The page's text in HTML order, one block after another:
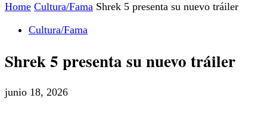
Home Cultura/Fama Shrek 5 presenta su nuevo tráiler
Cultura/Fama
Shrek 5 presenta su nuevo tráiler
junio 18, 2026